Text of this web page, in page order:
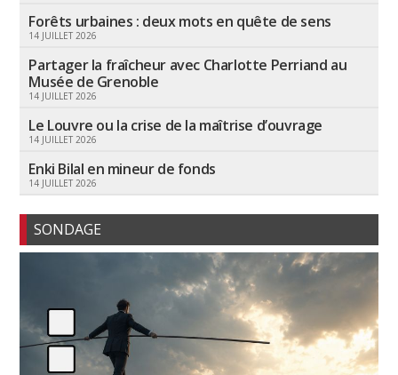
Forêts urbaines : deux mots en quête de sens
14 JUILLET 2026
Partager la fraîcheur avec Charlotte Perriand au
Musée de Grenoble
14 JUILLET 2026
Le Louvre ou la crise de la maîtrise d’ouvrage
14 JUILLET 2026
Enki Bilal en mineur de fonds
14 JUILLET 2026
SONDAGE